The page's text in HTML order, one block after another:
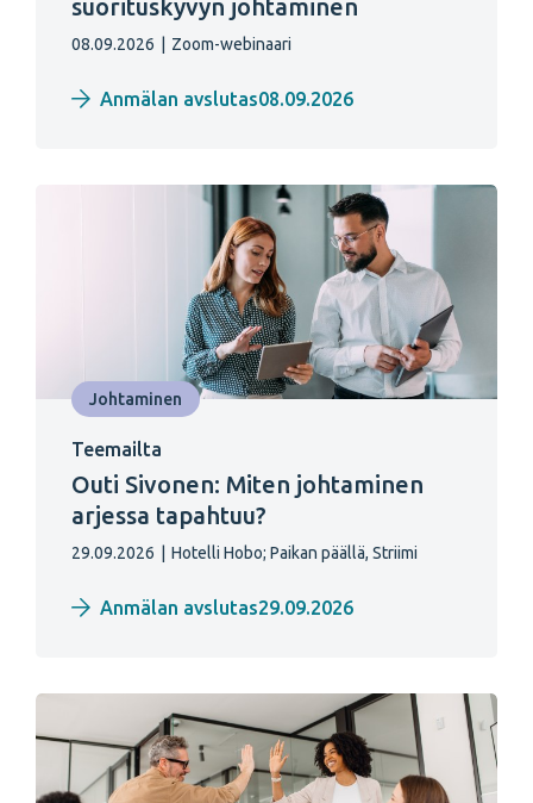
suorituskyvyn johtaminen
08.09.2026 Zoom-webinaari
Anmälan avslutas08.09.2026
Johtaminen
Teemailta
Outi Sivonen: Miten johtaminen
arjessa tapahtuu?
29.09.2026 Hotelli Hobo; Paikan päällä, Striimi
Anmälan avslutas29.09.2026